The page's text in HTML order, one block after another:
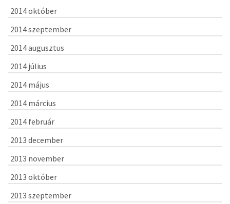
2014 október
2014 szeptember
2014 augusztus
2014 július
2014 május
2014 március
2014 február
2013 december
2013 november
2013 október
2013 szeptember